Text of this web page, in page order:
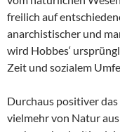
freilich auf
anarchistischer und
wird Hobbes‘
Zeit und sozialem
Durchaus positiver
vielmehr von Natur